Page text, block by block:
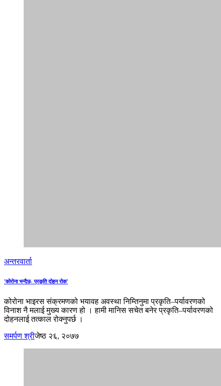
अन्तरवार्ता
'कोरोना भन्दैछ- प्रकृति दोहन रोक'
कोरोना भाइरस संक्रमणको भयावह अवस्था निम्तिनुमा प्रकृति–पर्यावरणको
विनाश नै मलाई मुख्य कारण हो । हामी मानिस सचेत बनेर प्रकृति–पर्यावरणको
दोहनलाई तत्काल रोक्नुपर्छ ।
समर्पण श्रीजेष्ठ २६, २०७७